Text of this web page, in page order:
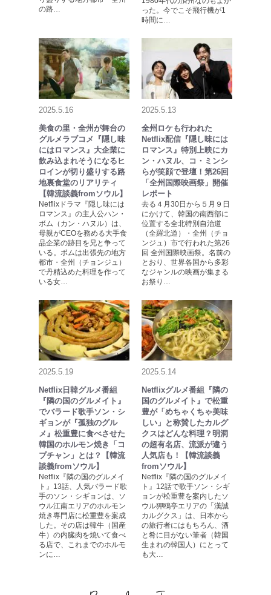
の路…
った。今でこそ飛行機が1
時間に…
2025.5.16
美食の里・全州が舞台の
グルメラブコメ『隠し味
にはロマンス』大企業に
飲み込まれそうになるヒ
ロインが切り盛りする路
地裏食堂のリアリティ
【韓流談義fromソウル】
Netflixドラマ『隠し味には
ロマンス』の主人公ハン・
ボム（カン・ハヌル）は、
母親がCEOを務める大手食
品企業の跡目を兄と争って
いる。ボムは出張先の地方
都市・全州（チョンジュ）
で丹精込めた料理を作って
いる女…
2025.5.13
全州ロケも行われた
Netflix配信『隠し味には
ロマンス』特別上映にカ
ン・ハヌル、コ・ミンシ
らが笑顔で登壇！第26回
「全州国際映画祭」開催
レポート
去る４月30日から５月９日
にかけて、韓国の南西部に
位置する全北特別自治道
（全羅北道）・全州（チョ
ンジュ）市で行われた第26
回 全州国際映画祭。名前の
とおり、世界各国から多彩
なジャンルの映画が集まる
お祭り…
2025.5.19
Netflix日韓グルメ番組
『隣の国のグルメイト』
でバラード歌手ソン・シ
ギョンが『孤独のグル
メ』松重豊に食べさせた
韓国のホルモン焼き「コ
プチャン」とは？【韓流
談義fromソウル】
Netflix『隣の国のグルメイ
ト』13話、人気バラード歌
手のソン・シギョンは、ソ
ウル江南エリアのホルモン
焼き専門店に松重豊を案成
した。その店は韓牛（国産
牛）の内臓肉を焼いて食べ
る店で、これまでのホルモ
ンに…
2025.5.14
Netflixグルメ番組『隣の
国のグルメイト』で松重
豊が「めちゃくちゃ美味
しい」と称賛したカルグ
クスはどんな料理？明洞
の超有名店、流派が違う
人気店も！【韓流談義
fromソウル】
Netflix『隣の国のグルメイ
ト』12話で歌手ソン・シギ
ョンが松重豊を案内したソ
ウル狎鴎亭エリアの「漢誠
カルグクス」は、日本から
の旅行者にはもちろん、酒
と肴に目がない筆者（韓国
生まれの韓国人）にとって
も大…